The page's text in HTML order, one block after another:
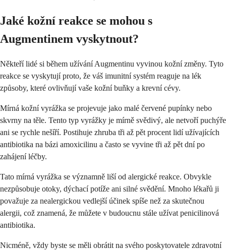
Jaké kožní reakce se mohou s
Augmentinem vyskytnout?
Někteří lidé si během užívání Augmentinu vyvinou kožní změny. Tyto
reakce se vyskytují proto, že váš imunitní systém reaguje na lék
způsoby, které ovlivňují vaše kožní buňky a krevní cévy.
Mírná kožní vyrážka se projevuje jako malé červené pupínky nebo
skvrny na těle. Tento typ vyrážky je mírně svědivý, ale netvoří puchýře
ani se rychle nešíří. Postihuje zhruba tři až pět procent lidí užívajících
antibiotika na bázi amoxicilinu a často se vyvine tři až pět dní po
zahájení léčby.
Tato mírná vyrážka se významně liší od alergické reakce. Obvykle
nezpůsobuje otoky, dýchací potíže ani silné svědění. Mnoho lékařů ji
považuje za nealergickou vedlejší účinek spíše než za skutečnou
alergii, což znamená, že můžete v budoucnu stále užívat penicilinová
antibiotika.
Nicméně, vždy byste se měli obrátit na svého poskytovatele zdravotní